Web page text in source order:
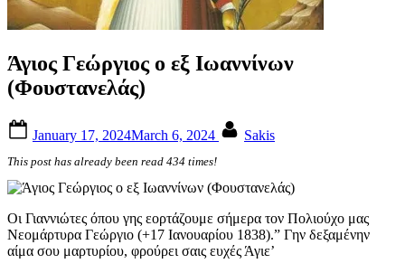
Άγιος Γεώργιος ο εξ Ιωαννίνων
(Φουστανελάς)
on
January 17, 2024March 6, 2024 Sakis
This post has already been read 434 times!
Οι Γιαννιώτες όπου γης εορτάζουμε σήμερα τον Πολιούχο μας
Νεομάρτυρα Γεώργιο (+17 Ιανουαρίου 1838).” Γην δεξαμένην
αίμα σου μαρτυρίου, φρούρει σαις ευχές Άγιε’